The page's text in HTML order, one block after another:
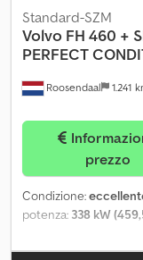
Roosendaal 1.241
Standard-SZM
Volvo FH 460 +
PERFECT
prezzo
Condizione:
potenza: 338 kW
carburante:diesel,